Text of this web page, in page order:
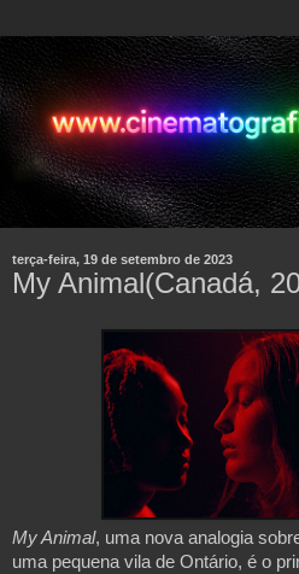
terça-feira, 19 de setembro de 2023
My Animal(Canadá,
My Animal, uma nova analogia
uma pequena vila de Ontário, é o